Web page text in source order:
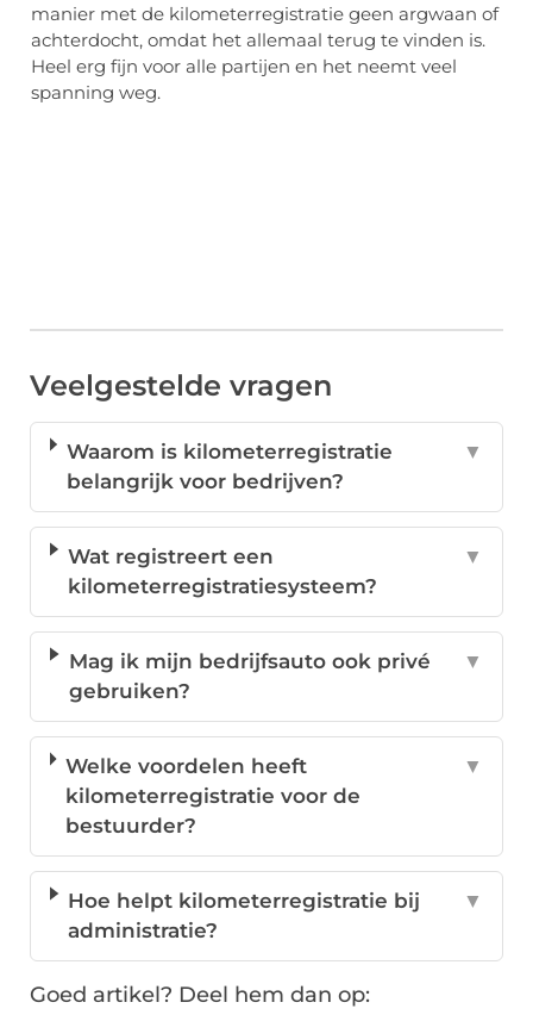
manier met de kilometerregistratie geen argwaan of
achterdocht, omdat het allemaal terug te vinden is.
Heel erg fijn voor alle partijen en het neemt veel
spanning weg.
Veelgestelde vragen
Waarom is kilometerregistratie
belangrijk voor bedrijven?
▼
Wat registreert een
kilometerregistratiesysteem?
▼
Mag ik mijn bedrijfsauto ook privé
gebruiken?
▼
Welke voordelen heeft
kilometerregistratie voor de
bestuurder?
▼
Hoe helpt kilometerregistratie bij
administratie?
▼
Goed artikel? Deel hem dan op: